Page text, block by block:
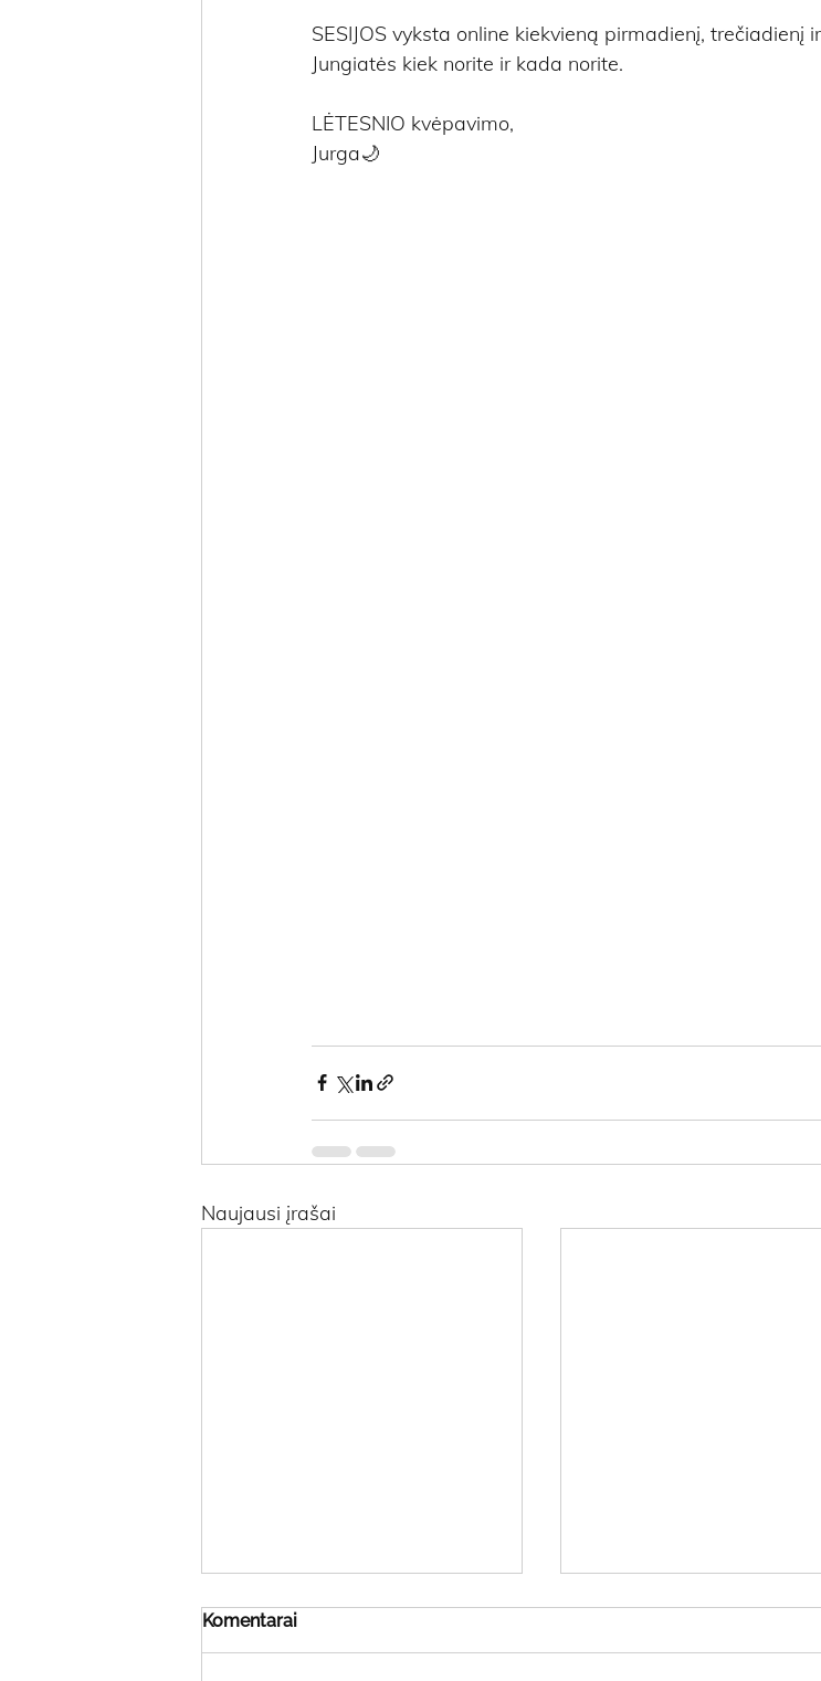
SESIJOS vyksta online kiekvieną pirmadienį, trečiadienį
Jungiatės kiek norite ir kada norite.
LĖTESNIO kvėpavimo,
Jurga🌙
Naujausi įrašai
Komentarai